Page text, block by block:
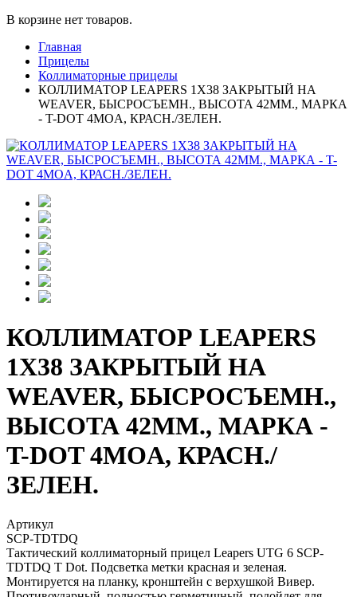
В корзине нет товаров.
Главная
Прицелы
Коллиматорные прицелы
КОЛЛИМАТОР LEAPERS 1Х38 ЗАКРЫТЫЙ НА
WEAVER, БЫСРОСЪЕМН., ВЫСОТА 42ММ., МАРКА
- T-DOT 4MOA, КРАСН./ЗЕЛЕН.
КОЛЛИМАТОР LEAPERS
1Х38 ЗАКРЫТЫЙ НА
WEAVER, БЫСРОСЪЕМН.,
ВЫСОТА 42ММ., МАРКА -
T-DOT 4MOA, КРАСН./
ЗЕЛЕН.
Артикул
SCP-TDTDQ
Тактический коллиматорный прицел Leapers UTG 6 SCP-
TDTDQ T Dot. Подсветка метки красная и зеленая.
Монтируется на планку, кронштейн с верхушкой Вивер.